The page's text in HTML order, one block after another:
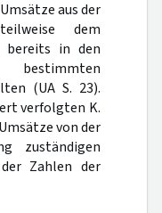
aus der
dem
bereits in den
bestimmten
(UA S. 23).
verfolgten K.
von der
zuständigen
Zahlen der